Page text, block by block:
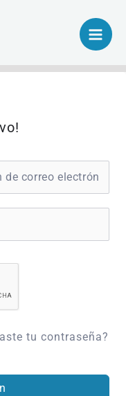
tu contraseña?